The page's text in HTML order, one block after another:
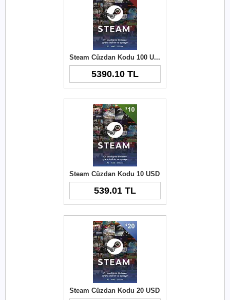
Steam Cüzdan Kodu 100 USD
5390.10 TL
Steam Cüzdan Kodu 10 USD
539.01 TL
Steam Cüzdan Kodu 20 USD